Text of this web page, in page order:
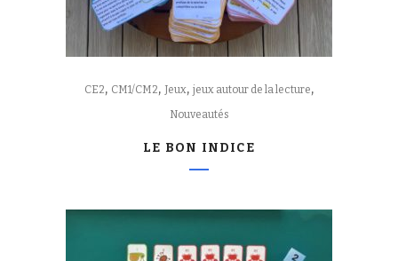
CE2, CM1/CM2, Jeux, jeux autour de la lecture,
Nouveautés
LE BON INDICE